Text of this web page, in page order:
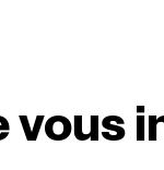
vous